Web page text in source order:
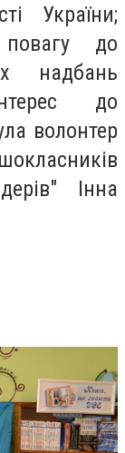
України;
до
надбань
до
волонтер
Інна